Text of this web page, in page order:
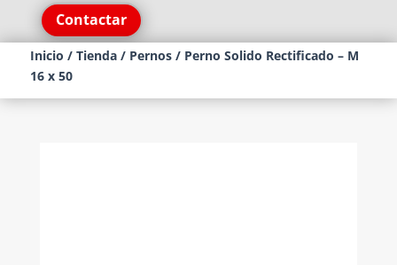
Contactar
Inicio / Tienda/ Pernos/ Perno Solido Rectificado – M
16 x 50